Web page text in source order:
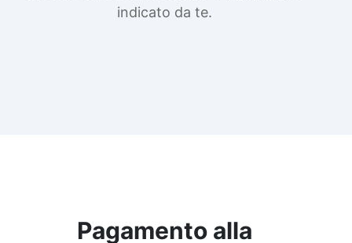
indicato da te.
Pagamento alla